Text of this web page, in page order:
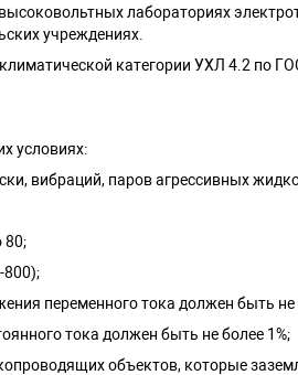
лабораториях
учреждениях.
категории УХЛ 4.2 по
условиях:
вибраций, паров агрессивных
80;
800);
переменного тока должен быть не
тока должен быть не более 1%;
объектов, которые